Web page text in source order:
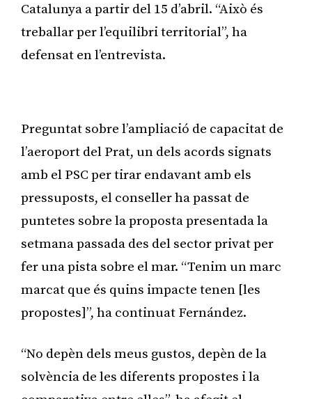
Catalunya a partir del 15 d’abril. “Això és
treballar per l’equilibri territorial”, ha
defensat en l’entrevista.
Preguntat sobre l’ampliació de capacitat de
l’aeroport del Prat, un dels acords signats
amb el PSC per tirar endavant amb els
pressuposts, el conseller ha passat de
puntetes sobre la proposta presentada la
setmana passada des del sector privat per
fer una pista sobre el mar. “Tenim un marc
marcat que és quins impacte tenen [les
propostes]”, ha continuat Fernández.
“No depèn dels meus gustos, depèn de la
solvència de les diferents propostes i la